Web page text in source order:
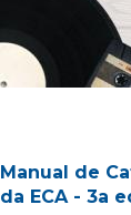
Manual de
da ECA - 3a